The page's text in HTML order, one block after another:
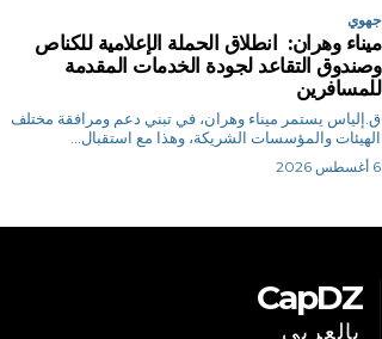
جهوي
ميناء وهران: انطلاق الحملة الإعلامية للكناص
وصندوق التقاعد لجودة الخدمات المقدمة
للمسافرين
ق.إلياس يستمر ميناء وهران، في تبني دعم ومرافقة مختلف
الهيئات والمؤسسات الشريكة، وهذا مع استقبال...
6 أغسطس 2026
CapDZ
بالعربي